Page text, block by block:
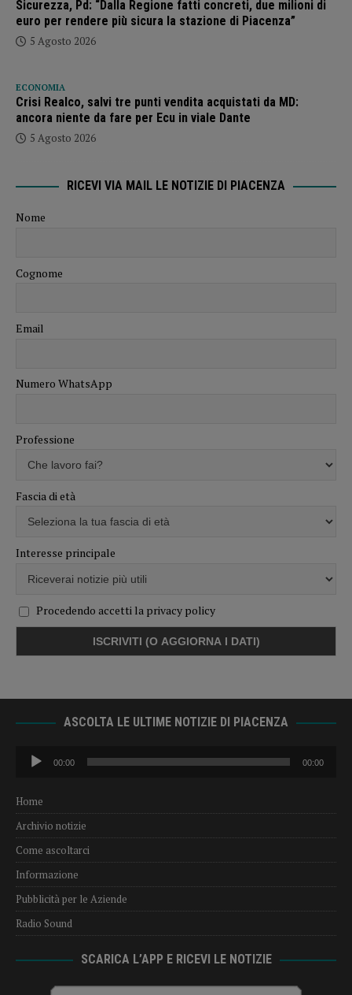
Sicurezza, Pd: “Dalla Regione fatti concreti, due milioni di
euro per rendere più sicura la stazione di Piacenza”
5 Agosto 2026
ECONOMIA
Crisi Realco, salvi tre punti vendita acquistati da MD:
ancora niente da fare per Ecu in viale Dante
5 Agosto 2026
RICEVI VIA MAIL LE NOTIZIE DI PIACENZA
Nome
Cognome
Email
Numero WhatsApp
Professione
Fascia di età
Interesse principale
Procedendo accetti la privacy policy
ASCOLTA LE ULTIME NOTIZIE DI PIACENZA
Audio
Player
00:00 00:00
Home
Archivio notizie
Come ascoltarci
Informazione
Pubblicità per le Aziende
Radio Sound
SCARICA L’APP E RICEVI LE NOTIZIE